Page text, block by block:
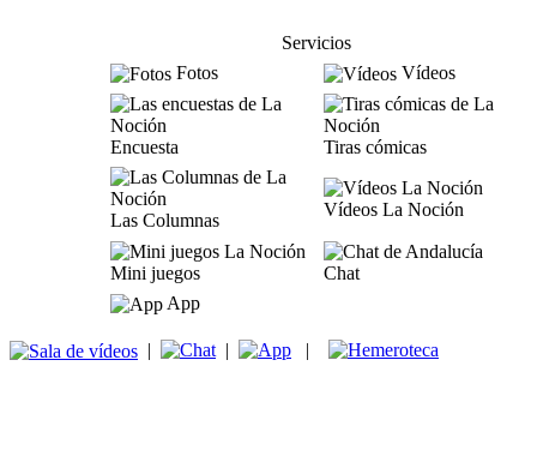
Servicios
Fotos
Vídeos
Encuesta Tiras cómicas
Las Columnas
Vídeos La Noción
Mini juegos
Chat
App
| | |